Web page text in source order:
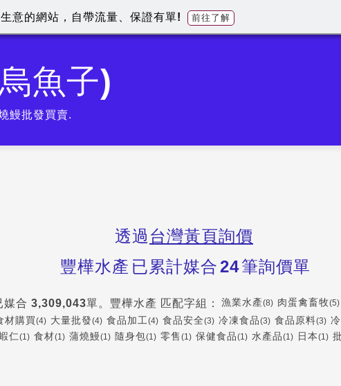
魚子)
鰻批發買賣.
透過 台灣黃頁詢價
豐樺水產 已累計媒合24筆詢價單
媒合 3,309,043單。 豐樺水產 匹配字組： 漁業水產(8) 肉蛋禽畜牧(5)
材購買(4) 大量批發(4) 食品加工(4) 食品安全(3) 冷凍食品(3) 食品原料(3)
仁(1) 食材(1) 蒲燒鰻(1) 隨身包(1) 零售 (1) 保健食品(1) 水產品(1) 日本(1)
意的網站，自帶流量、保證有單! 前往了解